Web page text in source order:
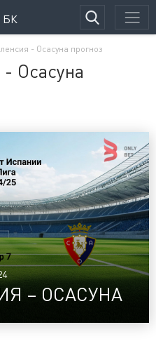
БК
- Осасуна прогноз
Осасуна
– ОСАСУНА